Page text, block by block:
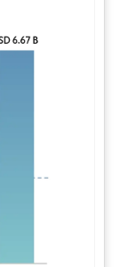
La